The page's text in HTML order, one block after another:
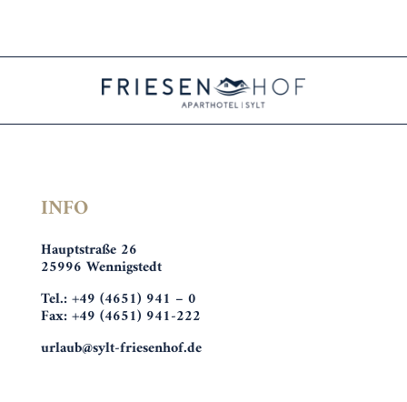
INFO
Hauptstraße 26
25996 Wennigstedt
Tel.: +49 (4651) 941 – 0
Fax: +49 (4651) 941-222
urlaub@sylt-friesenhof.de